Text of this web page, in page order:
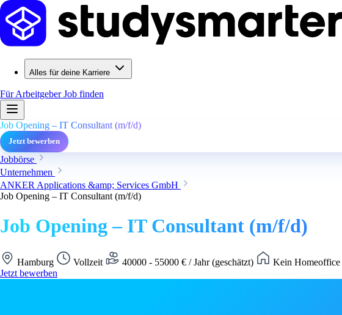
Alles für deine Karriere
Für ArbeitgeberJob finden
Job Opening – IT Consultant (m/f/d)
Jetzt bewerben
Jobbörse
Unternehmen
ANKER Applications &amp; Services GmbH
Job Opening – IT Consultant (m/f/d)
Job Opening – IT Consultant (m/f/d)
Hamburg Vollzeit 40000 - 55000 € / Jahr (geschätzt)
Kein Homeoffice
Jetzt bewerben